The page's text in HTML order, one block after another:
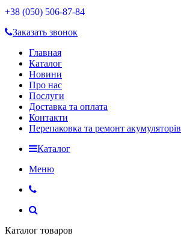
+38 (050) 506-87-84
Заказать звонок
Главная
Каталог
Новини
Про нас
Послуги
Доставка та оплата
Контакти
Перепаковка та ремонт акумуляторів
Каталог
Меню
Каталог товаров